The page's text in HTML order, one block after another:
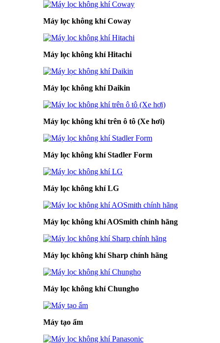
Máy lọc không khí Coway
Máy lọc không khí Hitachi
Máy lọc không khí Daikin
Máy lọc không khí trên ô tô (Xe hơi)
Máy lọc không khí Stadler Form
Máy lọc không khí LG
Máy lọc không khí AOSmith chính hãng
Máy lọc không khí Sharp chính hãng
Máy lọc không khí Chungho
Máy tạo ẩm